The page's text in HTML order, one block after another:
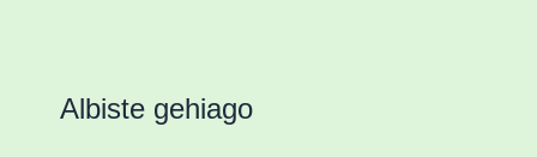
Albiste gehiago